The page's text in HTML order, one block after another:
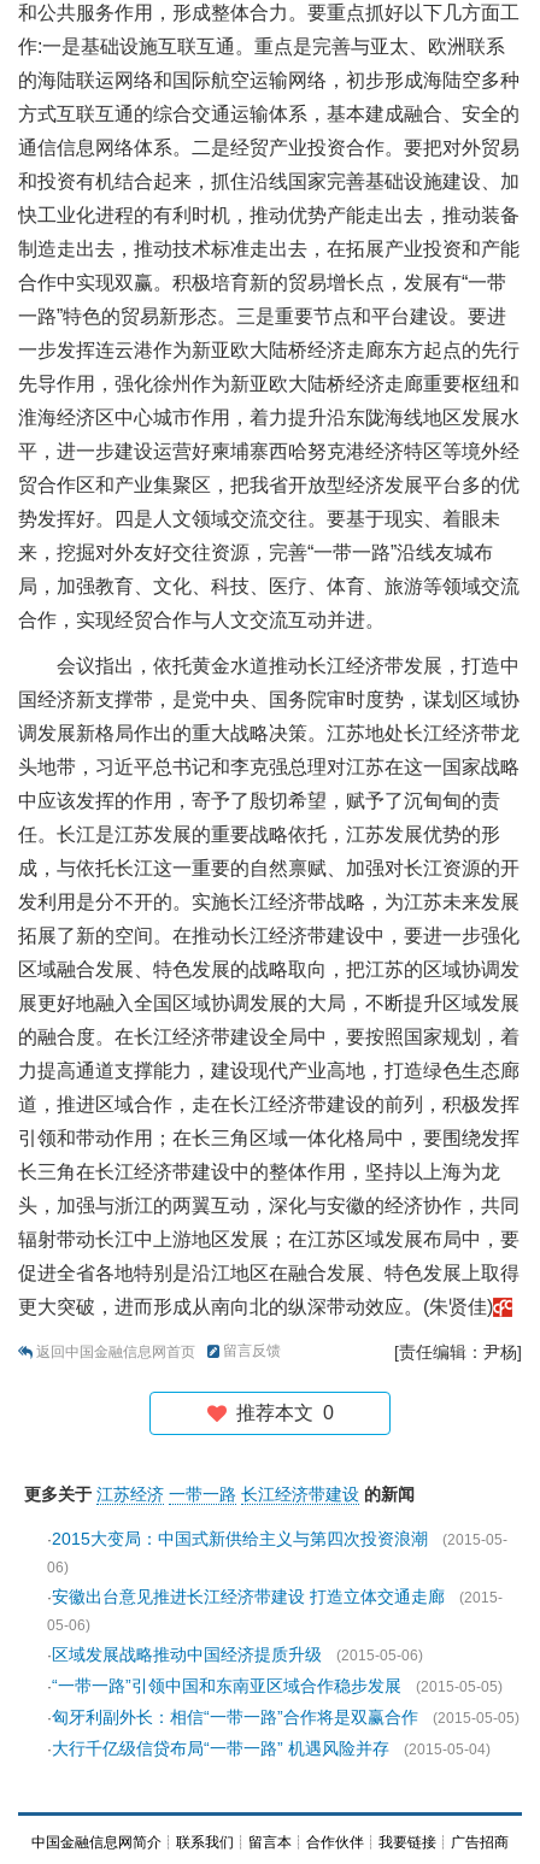
和公共服务作用，形成整体合力。要重点抓好以下几方面工
作:一是基础设施互联互通。重点是完善与亚太、欧洲联系
的海陆联运网络和国际航空运输网络，初步形成海陆空多种
方式互联互通的综合交通运输体系，基本建成融合、安全的
通信信息网络体系。二是经贸产业投资合作。要把对外贸易
和投资有机结合起来，抓住沿线国家完善基础设施建设、加
快工业化进程的有利时机，推动优势产能走出去，推动装备
制造走出去，推动技术标准走出去，在拓展产业投资和产能
合作中实现双赢。积极培育新的贸易增长点，发展有“一带
一路”特色的贸易新形态。三是重要节点和平台建设。要进
一步发挥连云港作为新亚欧大陆桥经济走廊东方起点的先行
先导作用，强化徐州作为新亚欧大陆桥经济走廊重要枢纽和
淮海经济区中心城市作用，着力提升沿东陇海线地区发展水
平，进一步建设运营好柬埔寨西哈努克港经济特区等境外经
贸合作区和产业集聚区，把我省开放型经济发展平台多的优
势发挥好。四是人文领域交流交往。要基于现实、着眼未
来，挖掘对外友好交往资源，完善“一带一路”沿线友城布
局，加强教育、文化、科技、医疗、体育、旅游等领域交流
合作，实现经贸合作与人文交流互动并进。
会议指出，依托黄金水道推动长江经济带发展，打造中
国经济新支撑带，是党中央、国务院审时度势，谋划区域协
调发展新格局作出的重大战略决策。江苏地处长江经济带龙
头地带，习近平总书记和李克强总理对江苏在这一国家战略
中应该发挥的作用，寄予了殷切希望，赋予了沉甸甸的责
任。长江是江苏发展的重要战略依托，江苏发展优势的形
成，与依托长江这一重要的自然禀赋、加强对长江资源的开
发利用是分不开的。实施长江经济带战略，为江苏未来发展
拓展了新的空间。在推动长江经济带建设中，要进一步强化
区域融合发展、特色发展的战略取向，把江苏的区域协调发
展更好地融入全国区域协调发展的大局，不断提升区域发展
的融合度。在长江经济带建设全局中，要按照国家规划，着
力提高通道支撑能力，建设现代产业高地，打造绿色生态廊
道，推进区域合作，走在长江经济带建设的前列，积极发挥
引领和带动作用；在长三角区域一体化格局中，要围绕发挥
长三角在长江经济带建设中的整体作用，坚持以上海为龙
头，加强与浙江的两翼互动，深化与安徽的经济协作，共同
辐射带动长江中上游地区发展；在江苏区域发展布局中，要
促进全省各地特别是沿江地区在融合发展、特色发展上取得
更大突破，进而形成从南向北的纵深带动效应。(朱贤佳)
返回中国金融信息网首页 留言反馈 [责任编辑：尹杨]
推荐本文 0
更多关于 江苏经济 一带一路 长江经济带建设 的新闻
·2015大变局：中国式新供给主义与第四次投资浪潮
(2015-05-
06)
·安徽出台意见推进长江经济带建设 打造立体交通走廊
(2015-
05-06)
·区域发展战略推动中国经济提质升级
(2015-05-06)
·“一带一路”引领中国和东南亚区域合作稳步发展
(2015-05-05)
·匈牙利副外长：相信“一带一路”合作将是双赢合作
(2015-05-05)
·大行千亿级信贷布局“一带一路” 机遇风险并存 (2015-05-04)
中国金融信息网简介 ┊ 联系我们 ┊ 留言本 ┊ 合作伙伴 ┊ 我要链接 ┊ 广告招商